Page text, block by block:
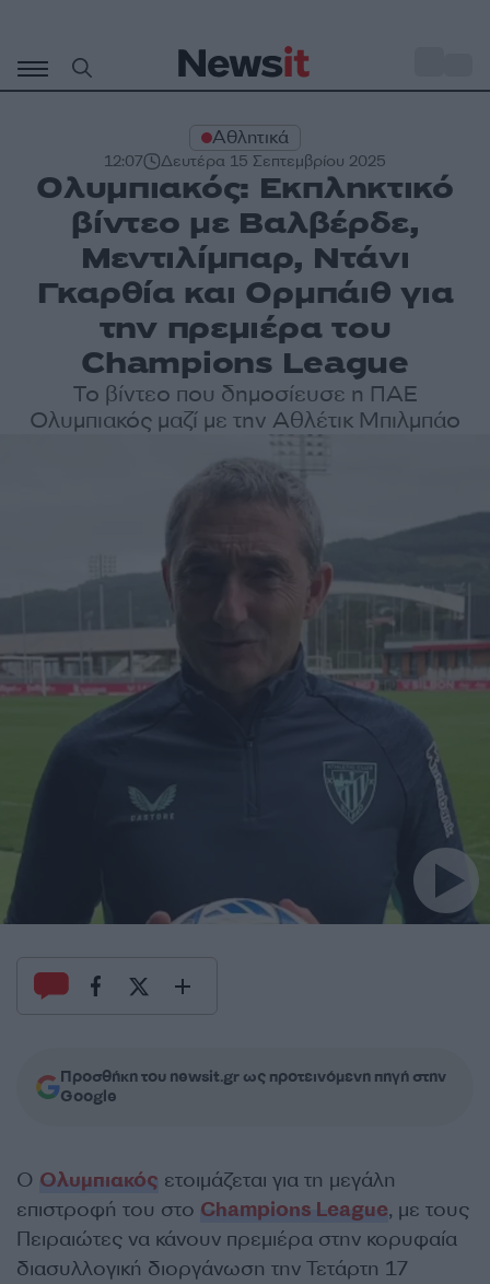
περιεχόμενο
Αθλητικά
12:07 Δευτέρα 15 Σεπτεμβρίου 2025
Ολυμπιακός: Εκπληκτικό
βίντεο με Βαλβέρδε,
Μεντιλίμπαρ, Ντάνι
Γκαρθία και Ορμπάιθ για
την πρεμιέρα του
Champions League
Το βίντεο που δημοσίευσε η ΠΑΕ
Ολυμπιακός μαζί με την Αθλέτικ Μπιλμπάο
Προσθήκη του newsit.gr ως προτεινόμενη πηγή στην
Google
Ο Ολυμπιακός ετοιμάζεται για τη μεγάλη
επιστροφή του στο Champions League, με τους
Πειραιώτες να κάνουν πρεμιέρα στην κορυφαία
διασυλλογική διοργάνωση την Τετάρτη 17